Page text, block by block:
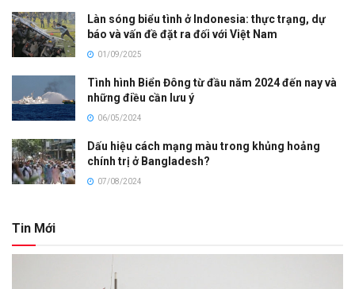
Làn sóng biểu tình ở Indonesia: thực trạng, dự
báo và vấn đề đặt ra đối với Việt Nam
01/09/2025
Tình hình Biển Đông từ đầu năm 2024 đến nay và
những điều cần lưu ý
06/05/2024
Dấu hiệu cách mạng màu trong khủng hoảng
chính trị ở Bangladesh?
07/08/2024
Tin Mới